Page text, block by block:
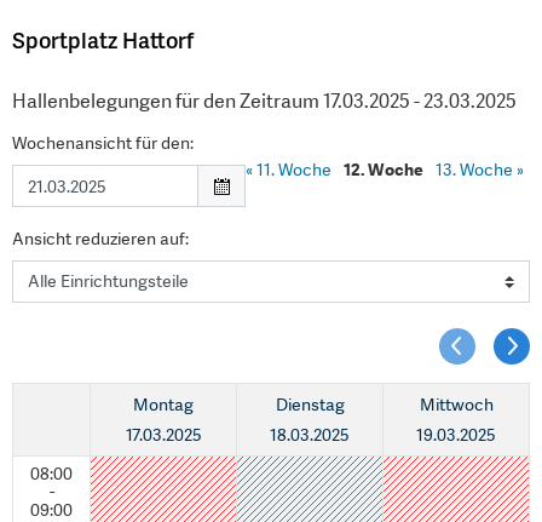
Sportplatz Hattorf
Hallenbelegungen für den Zeitraum 17.03.2025 - 23.03.2025
Wochenansicht für den:
«11. Woche 12. Woche 13. Woche »
Ansicht reduzieren auf:
08:00
-
09:00
Montag
17.03.2025
Dienstag
18.03.2025
Mittwoch
19.03.2025